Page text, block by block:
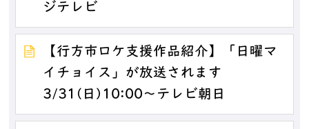
ジテレビ
【行方市ロケ支援作品紹介】「日曜マ
イチョイス」が放送されます
3/31(日)10:00～テレビ朝日